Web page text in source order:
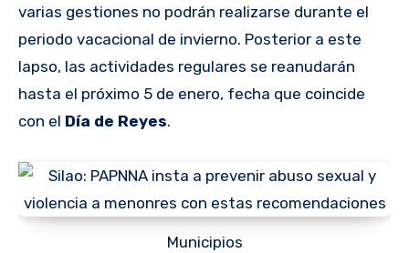
varias gestiones no podrán realizarse durante el
periodo vacacional de invierno. Posterior a este
lapso, las actividades regulares se reanudarán
hasta el próximo 5 de enero, fecha que coincide
con el Día de Reyes.
Municipios